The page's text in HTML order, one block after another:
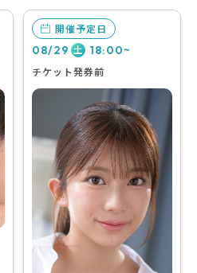
開催予定日
08/29 土 18:00~
チケット発券前